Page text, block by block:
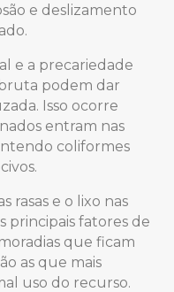
e deslizamento
e a precariedade
podem dar
Isso ocorre
entram nas
coliformes
rasas e o lixo nas
principais fatores de
que ficam
as que mais
uso do recurso.